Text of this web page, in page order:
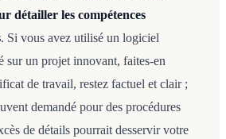
détailler les compétences
. Si vous avez utilisé un logiciel
sur un projet innovant, faites-en
de travail, restez factuel et clair ;
demandé pour des procédures
de détails pourrait desservir votre